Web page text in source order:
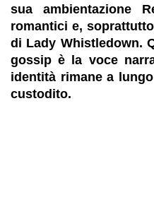
sua ambientazione
romantici e,
di Lady Whistledown.
gossip è la voce
identità rimane a
custodito.